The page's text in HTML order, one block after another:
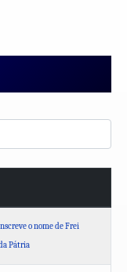
o nome de Frei
Pátria